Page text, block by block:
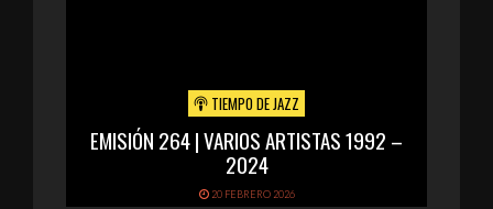
TIEMPO DE JAZZ
EMISIÓN 264 | VARIOS ARTISTAS 1992 –
2024
20 FEBRERO 2026